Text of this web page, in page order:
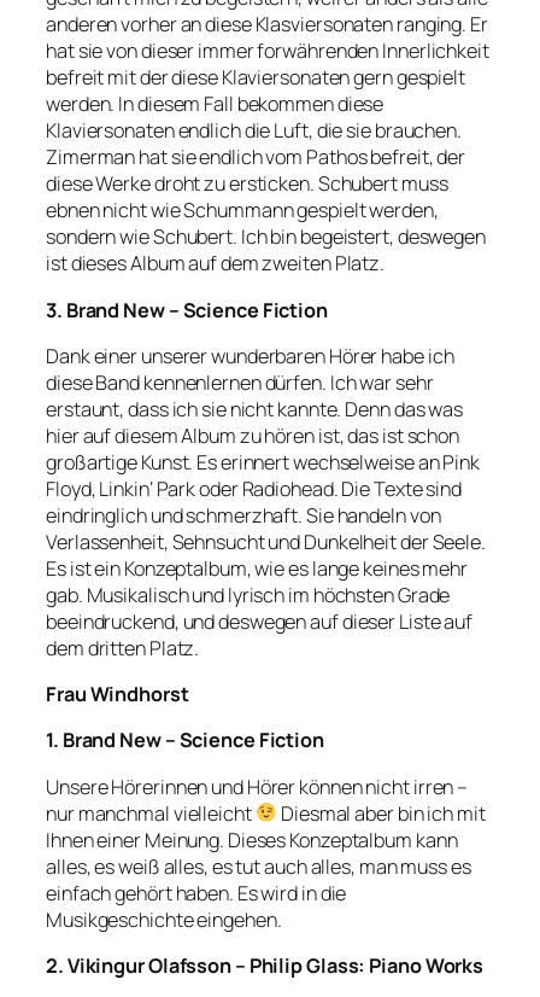
anderen vorher an diese Klasviersonaten ranging. Er
hat sie von dieser immer forwährenden Innerlichkeit
befreit mit der diese Klaviersonaten gern gespielt
werden. In diesem Fall bekommen diese
Klaviersonaten endlich die Luft, die sie brauchen.
Zimerman hat sie endlich vom Pathos befreit, der
diese Werke droht zu ersticken. Schubert muss
ebnen nicht wie Schummann gespielt werden,
sondern wie Schubert. Ich bin begeistert, deswegen
ist dieses Album auf dem zweiten Platz.
3. Brand New – Science Fiction
Dank einer unserer wunderbaren Hörer habe ich
diese Band kennenlernen dürfen. Ich war sehr
erstaunt, dass ich sie nicht kannte. Denn das was
hier auf diesem Album zu hören ist, das ist schon
großartige Kunst. Es erinnert wechselweise an Pink
Floyd, Linkin‘ Park oder Radiohead. Die Texte sind
eindringlich und schmerzhaft. Sie handeln von
Verlassenheit, Sehnsucht und Dunkelheit der Seele.
Es ist ein Konzeptalbum, wie es lange keines mehr
gab. Musikalisch und lyrisch im höchsten Grade
beeindruckend, und deswegen auf dieser Liste auf
dem dritten Platz.
Frau Windhorst
1. Brand New – Science Fiction
Unsere Hörerinnen und Hörer können nicht irren –
nur manchmal vielleicht
Diesmal aber bin ich mit
Ihnen einer Meinung. Dieses Konzeptalbum kann
alles, es weiß alles, es tut auch alles, man muss es
einfach gehört haben. Es wird in die
Musikgeschichte eingehen.
2. Vikingur Olafsson – Philip Glass: Piano Works